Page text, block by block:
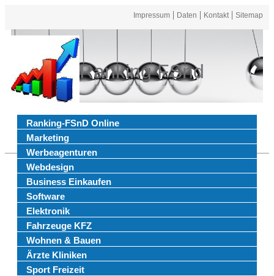
Impressum Daten Kontakt Sitemap
Ranking FSnd
Ranking-FSnD Online
Marketing
Werbeagenturen
Webdesign
Business Einkaufen
Software
Elektronik
Fahrzeuge KFZ
Wohnen & Bauen
Ärzte Kliniken
Sport Freizeit